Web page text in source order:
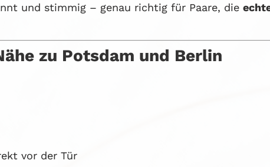
und stimmig – genau richtig für Paare, die
zu Potsdam und Berlin
vor der Tür